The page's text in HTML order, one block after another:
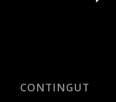
CONTINGUT